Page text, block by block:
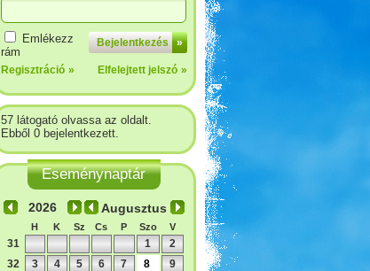
Bejelentkezés »
Emlékezz
rám
Regisztráció » Elfelejtett jelszó »
57 látogató olvassa az oldalt.
Ebből 0 bejelentkezett.
Eseménynaptár
Augusztus
H K Sz Cs P Szo V
31 1
2
32
3 4 5 6 7 8
9